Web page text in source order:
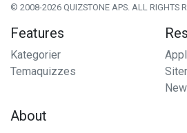
© 2008-2026 QUIZSTONE APS. ALL RIGHTS
Features
Kategorier
Temaquizzes
About